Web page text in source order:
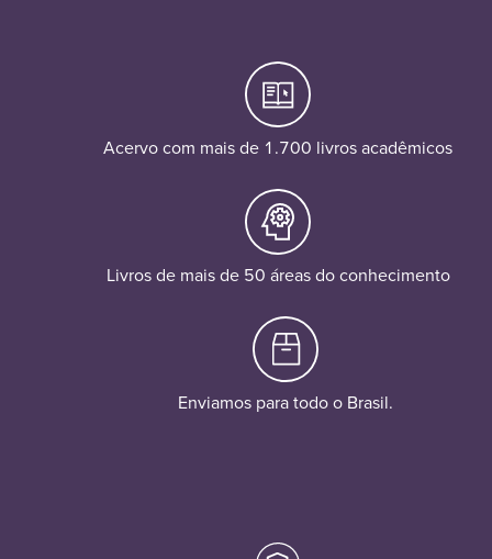
Acervo com mais de 1.700 livros acadêmicos
Livros de mais de 50 áreas do conhecimento
Enviamos para todo o Brasil.